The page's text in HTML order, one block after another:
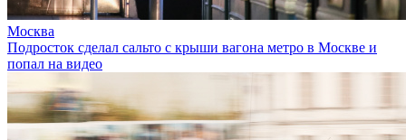
Москва
Подросток сделал сальто с крыши вагона метро в Москве и
попал на видео